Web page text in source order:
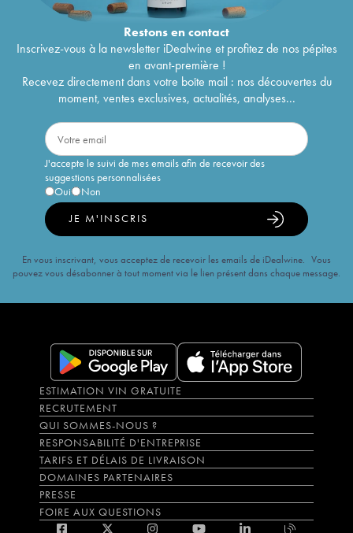
Restons encontact
Inscrivez-vous à la newsletter iDealwine et profitez de nos pépites
en avant-première !
Recevez directement dans votre boîte mail : nos découvertes du
moment, ventes exclusives, actualités, analyses...
J'accepte le suivi de mes emails afin de recevoir des
suggestions personnalisées
Oui
Non
JE M'INSCRIS
En vous inscrivant, vous acceptez de recevoir les emails de iDealwine. Vous
pouvez vous désabonner à tout moment via le lien présent dans chaque message.
ESTIMATION VIN GRATUITE
RECRUTEMENT
QUI SOMMES-NOUS ?
RESPONSABILITÉ D'ENTREPRISE
TARIFS ET DÉLAIS DE LIVRAISON
DOMAINES PARTENAIRES
PRESSE
FOIRE AUX QUESTIONS